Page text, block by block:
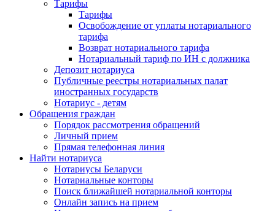
Тарифы
Тарифы
Освобождение от уплаты нотариального
тарифа
Возврат нотариального тарифа
Нотариальный тариф по ИН с должника
Депозит нотариуса
Публичные реестры нотариальных палат
иностранных государств
Нотариус - детям
Обращения граждан
Порядок рассмотрения обращений
Личный прием
Прямая телефонная линия
Найти нотариуса
Нотариусы Беларуси
Нотариальные конторы
Поиск ближайшей нотариальной конторы
Онлайн запись на прием